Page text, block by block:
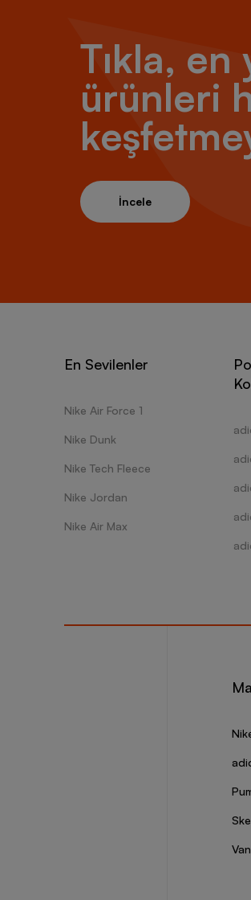
Tıkla, en
ürünleri
İncele
En Sevilenler
Nike Air Force 1
Nike Dunk
Nike Tech Fleece
Nike Jordan
Nike Air Max